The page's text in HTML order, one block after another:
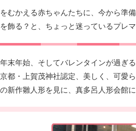
むかえる赤ちゃんたちに、今から準
飾る？と、ちょっと迷っているプレ
末年始、そしてバレンタインが過ぎ
都・上賀茂神社認定、美しく、可愛
新作雛人形を見に、真多呂人形会館